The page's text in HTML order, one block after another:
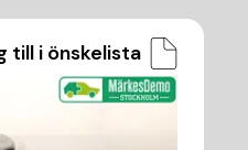
till i önskelista